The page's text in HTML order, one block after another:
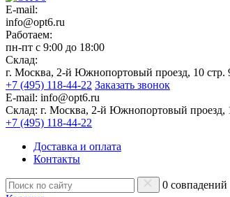
E-mail:
info@opt6.ru
Работаем:
пн-пт с 9:00 до 18:00
Склад:
г. Москва, 2-й Южнопортовый проезд, 10 стр.
+7 (495) 118-44-22 Заказать звонок
E-mail: info@opt6.ru
Склад: г. Москва, 2-й Южнопортовый проезд,
+7 (495) 118-44-22
Доставка и оплата
Контакты
0 совпадений